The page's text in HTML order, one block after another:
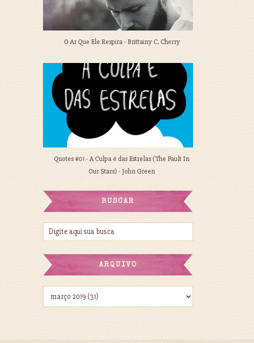
O Ar Que Ele Respira - Brittainy C. Cherry
Quotes #01 - A Culpa é das Estrelas (The Fault In
Our Stars) - John Green
BUSCAR
ARQUIVO